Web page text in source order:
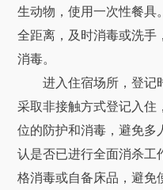
生动物，使用一次性餐具
全距离，及时消毒或洗手
消毒。
进入住宿场所，登记时
采取非接触方式登记入住
位的防护和消毒，避免多
认是否已进行全面消杀工
格消毒或自备床品，避免